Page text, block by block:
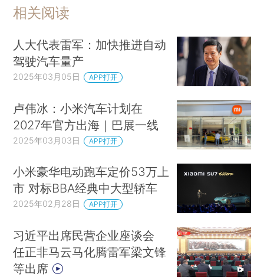
相关阅读
人大代表雷军：加快推进自动
驾驶汽车量产
2025年03月05日 APP打开
卢伟冰：小米汽车计划在
2027年官方出海｜巴展一线
2025年03月03日 APP打开
小米豪华电动跑车定价53万上
市 对标BBA经典中大型轿车
2025年02月28日 APP打开
习近平出席民营企业座谈会
任正非马云马化腾雷军梁文锋
等出席